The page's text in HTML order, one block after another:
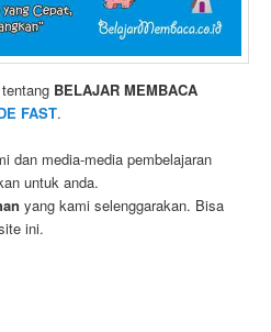
BELAJAR MEMBACA
FAST.
dan media-media pembelajaran
untuk anda.
yang kami selenggarakan. Bisa
ini.